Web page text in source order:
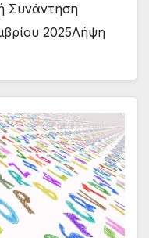
Συνάντηση
2025Λήψη